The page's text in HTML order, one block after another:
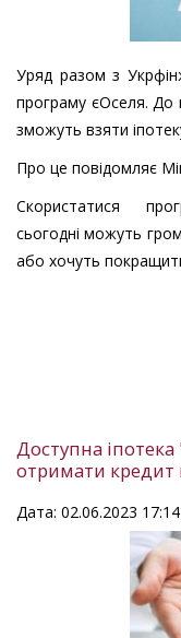
Уряд разом з
програму єОселя. До
зможуть взяти
Про це повідомляє
Скористатися
сьогодні можуть
або хочуть
Доступна
отримати кредит
Дата: 02.06.2023 17:14